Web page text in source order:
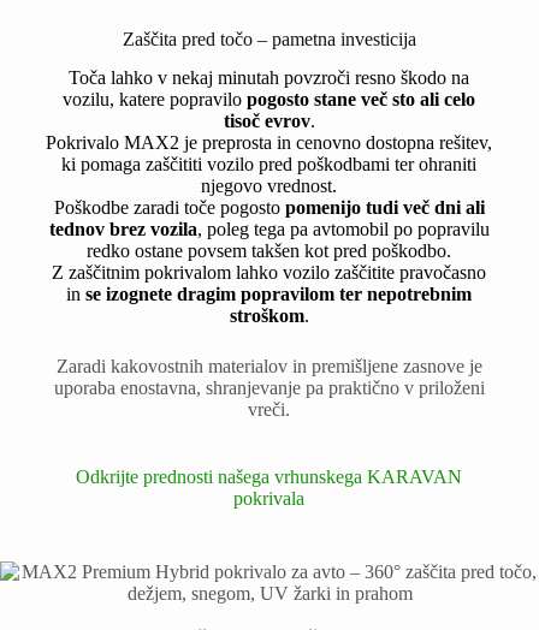
Zaščita pred točo – pametna investicija
Toča lahko v nekaj minutah povzroči resno škodo na
vozilu, katere popravilopogosto stane več sto ali celo
tisoč evrov.
Pokrivalo MAX2 je preprosta in cenovno dostopna rešitev,
ki pomaga zaščititi vozilo pred poškodbami ter ohraniti
njegovo vrednost.
Poškodbe zaradi toče pogosto pomenijo tudi več dni ali
tednov brez vozila, poleg tega pa avtomobil po popravilu
redko ostane povsem takšen kot pred poškodbo.
Z zaščitnim pokrivalom lahko vozilo zaščitite pravočasno
inse izognete dragim popravilom ter nepotrebnim
stroškom.
Zaradi kakovostnih materialov in premišljene zasnove je
uporaba enostavna, shranjevanje pa praktično v priloženi
vreči.
Odkrijte prednosti našega vrhunskega KARAVAN
pokrivala